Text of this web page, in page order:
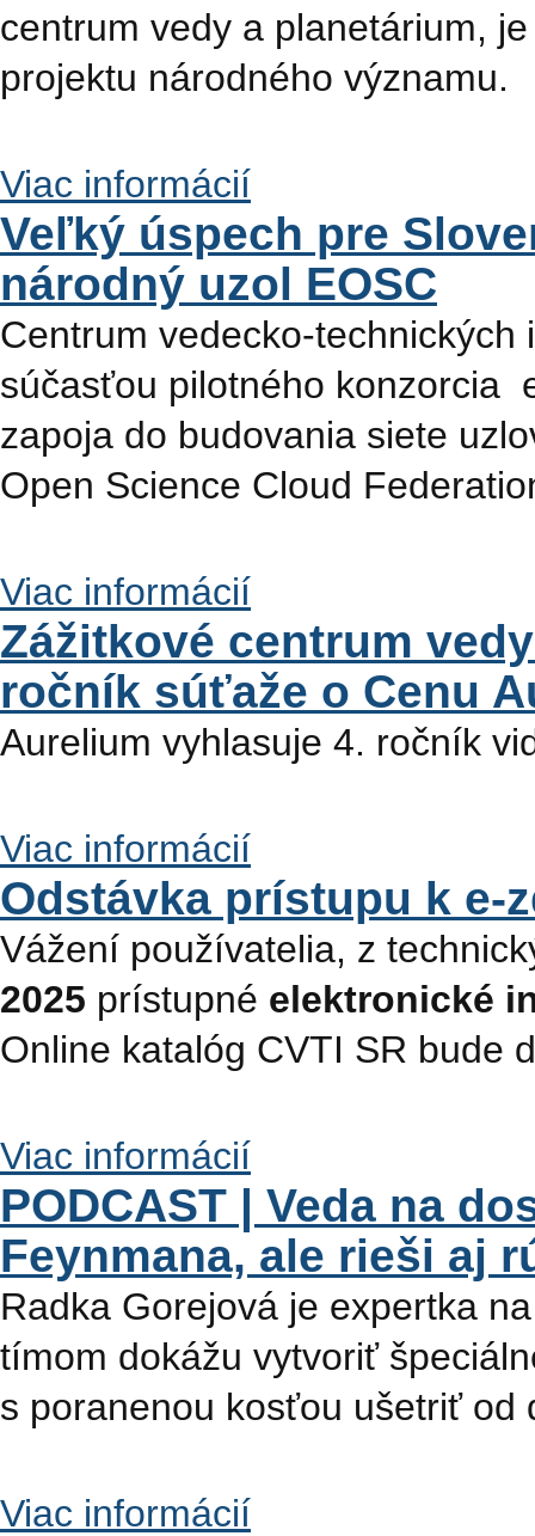
centrum vedy a planetárium,
projektu národného významu.
Viac informácií
Veľký úspech pre
národný uzol EOSC
Centrum vedecko-
súčasťou pilotného konzorcia
zapoja do budovania siete
Open Science Cloud
Viac informácií
Zážitkové centrum
ročník súťaže o Cenu
Aurelium vyhlasuje 4. ročník
Viac informácií
Odstávka prístupu k e-
Vážení používatelia, z
2025 prístupné elektronické
Online katalóg CVTI SR bude
Viac informácií
PODCAST | Veda na
Feynmana, ale rieši aj
Radka Gorejová je expertka
tímom dokážu vytvoriť
s poranenou kosťou ušetriť od
Viac informácií